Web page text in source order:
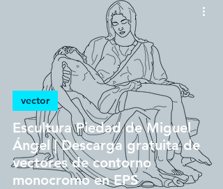
Escultura Piedad de Miguel
Ángel | Descarga gratuita de
vectores de contorno
monocromo en EPS
vector